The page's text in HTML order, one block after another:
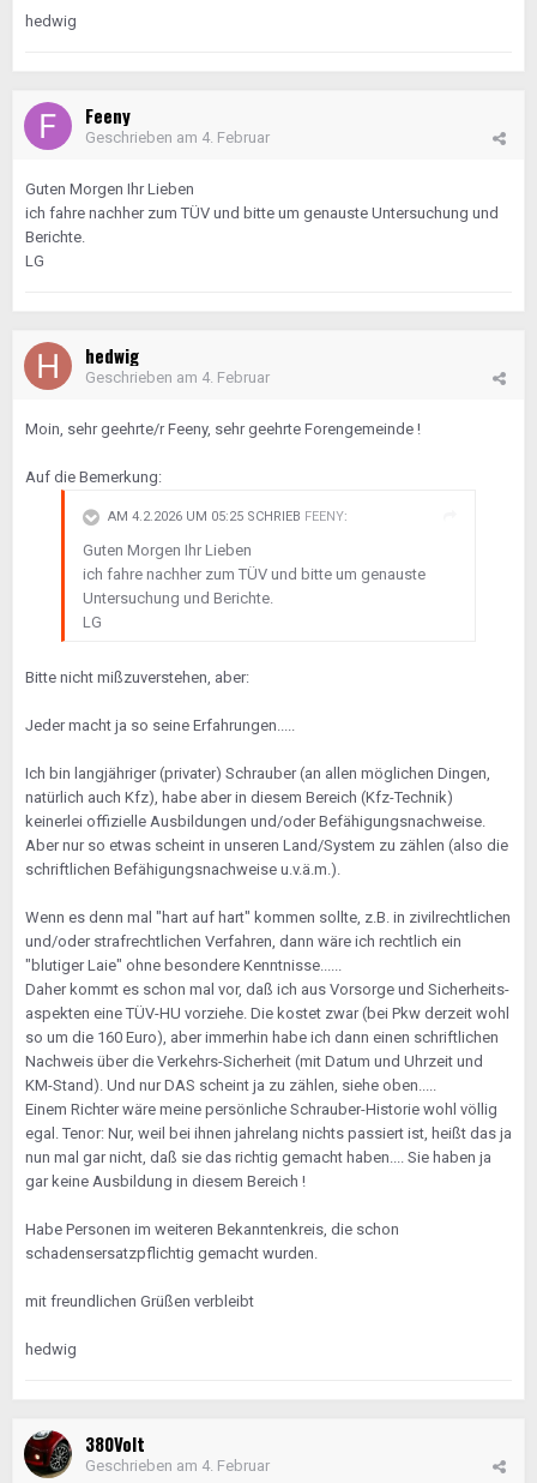
hedwig
Feeny
Geschrieben am 4. Februar
Guten Morgen Ihr Lieben
ich fahre nachher zum TÜV und bitte um genauste Untersuchung und
Berichte.
LG
hedwig
Geschrieben am 4. Februar
Moin, sehr geehrte/r Feeny, sehr geehrte Forengemeinde !
Auf die Bemerkung:
AM 4.2.2026 UM 05:25 SCHRIEB FEENY:
Guten Morgen Ihr Lieben
ich fahre nachher zum TÜV und bitte um genauste
Untersuchung und Berichte.
LG
Bitte nicht mißzuverstehen, aber:
Jeder macht ja so seine Erfahrungen.....
Ich bin langjähriger (privater) Schrauber (an allen möglichen Dingen,
natürlich auch Kfz), habe aber in diesem Bereich (Kfz-Technik)
keinerlei offizielle Ausbildungen und/oder Befähigungsnachweise.
Aber nur so etwas scheint in unseren Land/System zu zählen (also die
schriftlichen Befähigungsnachweise u.v.ä.m.).
Wenn es denn mal "hart auf hart" kommen sollte, z.B. in zivilrechtlichen
und/oder strafrechtlichen Verfahren, dann wäre ich rechtlich ein
"blutiger Laie" ohne besondere Kenntnisse......
Daher kommt es schon mal vor, daß ich aus Vorsorge und Sicherheits-
aspekten eine TÜV-HU vorziehe. Die kostet zwar (bei Pkw derzeit wohl
so um die 160 Euro), aber immerhin habe ich dann einen schriftlichen
Nachweis über die Verkehrs-Sicherheit (mit Datum und Uhrzeit und
KM-Stand). Und nur DAS scheint ja zu zählen, siehe oben.....
Einem Richter wäre meine persönliche Schrauber-Historie wohl völlig
egal. Tenor: Nur, weil bei ihnen jahrelang nichts passiert ist, heißt das ja
nun mal gar nicht, daß sie das richtig gemacht haben.... Sie haben ja
gar keine Ausbildung in diesem Bereich !
Habe Personen im weiteren Bekanntenkreis, die schon
schadensersatzpflichtig gemacht wurden.
mit freundlichen Grüßen verbleibt
hedwig
380Volt
Geschrieben am 4. Februar